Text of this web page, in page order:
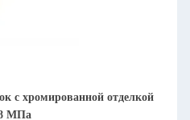
с хромированной отделкой
МПа